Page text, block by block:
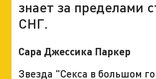
знает за пределами
СНГ.
Сара Джессика Паркер
Звезда "Секса в большом